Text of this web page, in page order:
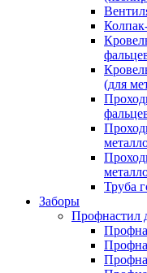
(для
Труба
Заборы
Профнастил